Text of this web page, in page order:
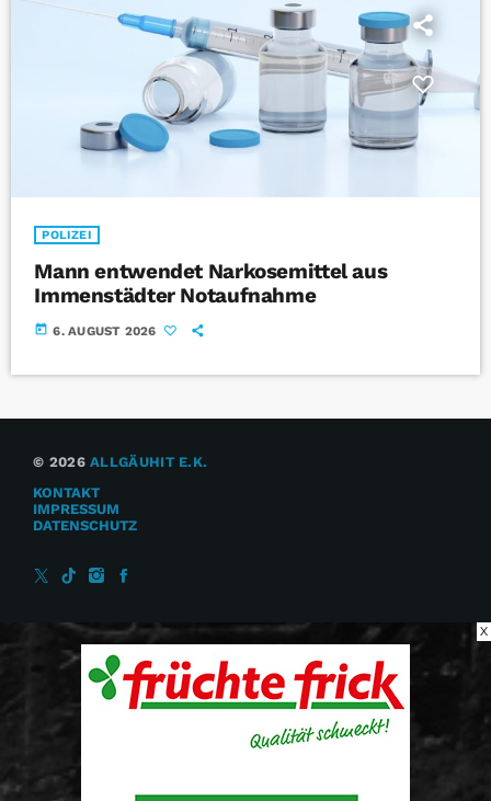
POLIZEI
Mann entwendet Narkosemittel aus
Immenstädter Notaufnahme
today 6. AUGUST 2026
© 2026ALLGÄUHIT E.K.
KONTAKT
IMPRESSUM
DATENSCHUTZ
X